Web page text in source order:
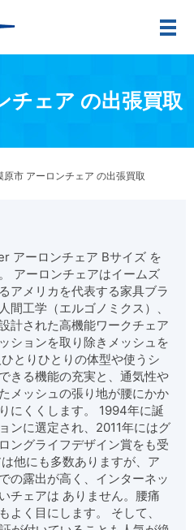
メ
チェア の出張買取
原市 アーロンチェア の出張買取
アーロンチェア Bサイズ を
アーロンチェアはイームズ
アメリカを代表する家具ブラ
間工学（エルゴノミクス）、
計された高機能ワークチェア
ションを取り除きメッシュを
とりひとりの体型や使うシ
きる機能の充実と、通気性や
メッシュの張り地が腰にかか
にくくします。
1994年に誕
ンに選定され、2011年にはグ
ングライフデザイン賞をも受
他にも多数ありますが、ア
の露出が高く、インターネッ
チェアは ありません。腰痛
よく目にします。 そして、